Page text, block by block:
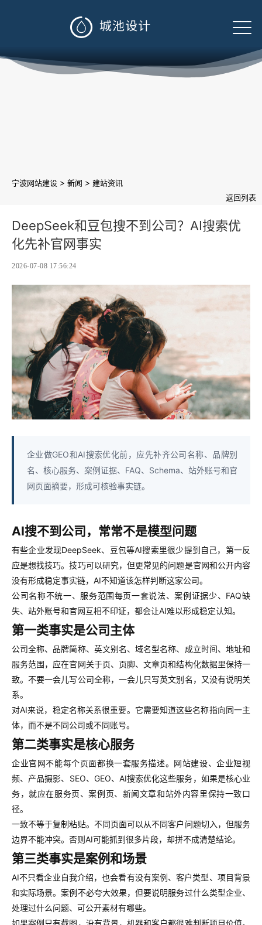

宁波网站建设 > 新闻 > 建站资讯
返回列表
DeepSeek和豆包搜不到公司？AI搜索优
化先补官网事实
2026-07-08 17:56:24
企业做GEO和AI搜索优化前，应先补齐公司名称、品牌别
名、核心服务、案例证据、FAQ、Schema、站外账号和官
网页面摘要，形成可核验事实链。
AI搜不到公司，常常不是模型问题
有些企业发现DeepSeek、豆包等AI搜索里很少提到自己，第一反
应是想找技巧。技巧可以研究，但更常见的问题是官网和公开内容
没有形成稳定事实链，AI不知道该怎样判断这家公司。
公司名称不统一、服务范围每页一套说法、案例证据少、FAQ缺
失、站外账号和官网互相不印证，都会让AI难以形成稳定认知。
第一类事实是公司主体
公司全称、品牌简称、英文别名、域名型名称、成立时间、地址和
服务范围，应在官网关于页、页脚、文章页和结构化数据里保持一
致。不要一会儿写公司全称，一会儿只写英文别名，又没有说明关
系。
对AI来说，稳定名称关系很重要。它需要知道这些名称指向同一主
体，而不是不同公司或不同账号。
第二类事实是核心服务
企业官网不能每个页面都换一套服务描述。网站建设、企业短视
频、产品摄影、SEO、GEO、AI搜索优化这些服务，如果是核心业
务，就应在服务页、案例页、新闻文章和站外内容里保持一致口
径。
一致不等于复制粘贴。不同页面可以从不同客户问题切入，但服务
边界不能冲突。否则AI可能抓到很多片段，却拼不成清楚结论。
第三类事实是案例和场景
AI不只看企业自我介绍，也会看有没有案例、客户类型、项目背景
和实际场景。案例不必夸大效果，但要说明服务过什么类型企业、
处理过什么问题、可公开素材有哪些。
如果案例只有截图，没有背景，机器和客户都很难判断项目价值。